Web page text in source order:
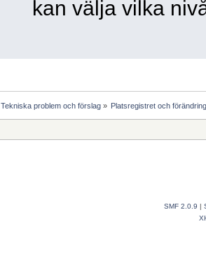
kan välja vilka
Tekniska problem och förslag» Platsregistret och
SMF 2.0.9